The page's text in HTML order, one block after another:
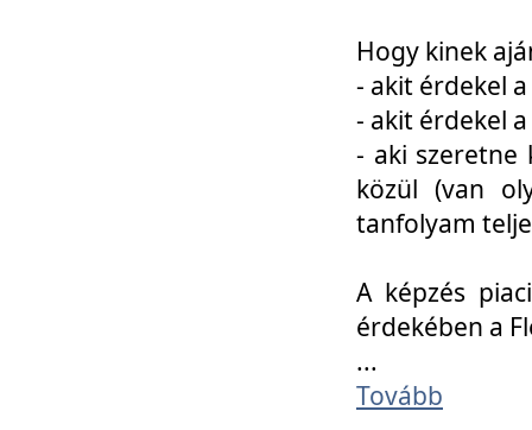
Hogy kinek
- akit érdekel
- akit érdekel
- aki szeretne
közül (van
tanfolyam
A képzés
érdekében a
...
Tovább